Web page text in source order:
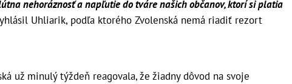
nehoráznosť a napľutie do tváre našich občanov, ktorí si platia
Uhliarik, podľa ktorého Zvolenská nemá riadiť rezort
už minulý týždeň reagovala, že žiadny dôvod na svoje